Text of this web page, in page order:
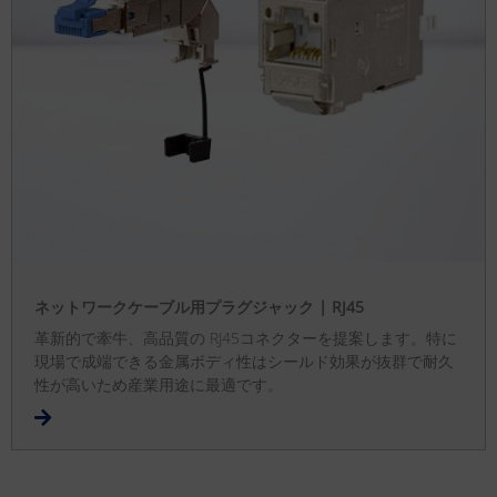
ネットワークケーブル用プラグジャック | RJ45
革新的で牽牛、高品質の RJ45コネクターを提案します。特に
現場で成端できる金属ボディ性はシールド効果が抜群で耐久
性が高いため産業用途に最適です。